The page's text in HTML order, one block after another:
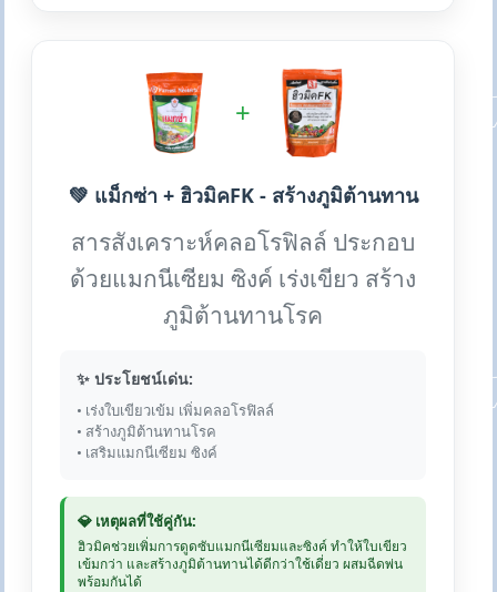
+
💚 แม็กซ่า + ฮิวมิคFK - สร้างภูมิต้านทาน
สารสังเคราะห์คลอโรฟิลล์ ประกอบ
ด้วยแมกนีเซียม ซิงค์ เร่งเขียว สร้าง
ภูมิต้านทานโรค
✨ ประโยชน์เด่น:
• เร่งใบเขียวเข้ม เพิ่มคลอโรฟิลล์
• สร้างภูมิต้านทานโรค
• เสริมแมกนีเซียม ซิงค์
💎 เหตุผลที่ใช้คู่กัน:
ฮิวมิคช่วยเพิ่มการดูดซับแมกนีเซียมและซิงค์ ทำให้ใบเขียว
เข้มกว่า และสร้างภูมิต้านทานได้ดีกว่าใช้เดี่ยว ผสมฉีดพ่น
พร้อมกันได้